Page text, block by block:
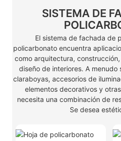
SISTEMA DE
El sistema de fachada de
policarbonato encuentra
como arquitectura,
diseño de interiores. A
claraboyas, accesorios de
elementos decorativos y
necesita una combinación de
Se desea